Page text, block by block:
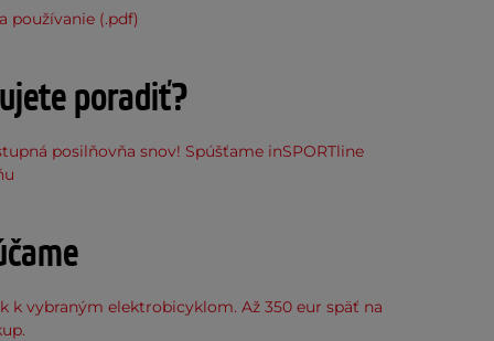
používanie (.pdf)
poradiť?
posilňovňa snov! Spúšťame inSPORTline
k vybraným elektrobicyklom. Až 350 eur späť na